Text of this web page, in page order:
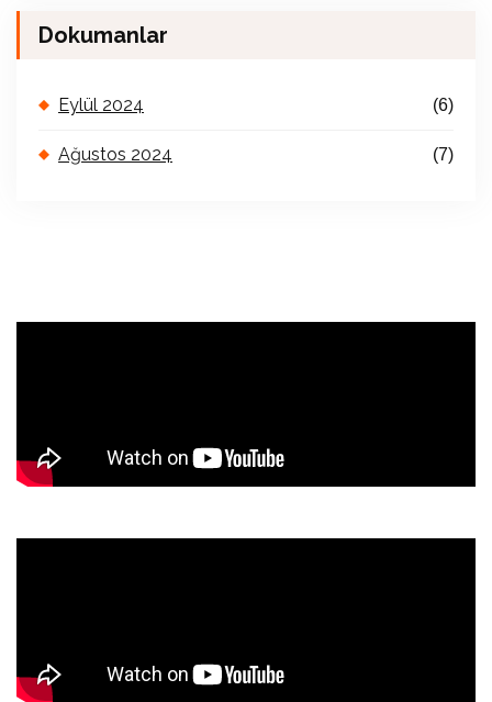
Dokumanlar
Eylül 2024 (6)
Ağustos 2024 (7)